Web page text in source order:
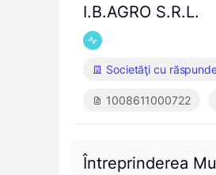
I.B.AGRO S.R.L.
Societăţi cu
1008611000722
Întreprinderea